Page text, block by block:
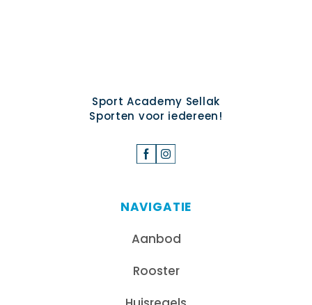
Sport Academy Sellak
Sporten voor iedereen!
NAVIGATIE
Aanbod
Rooster